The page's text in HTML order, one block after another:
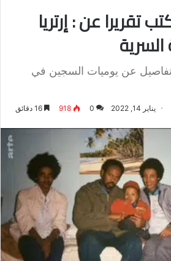
تقريرا عن : إرتريا
تفاصيل عن يوميات السجين في
يناير 14, 2022 0
918